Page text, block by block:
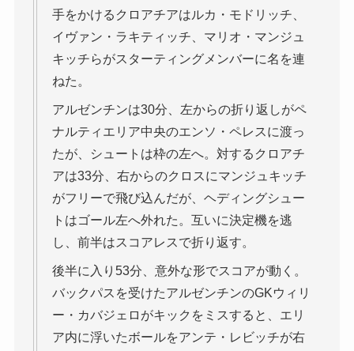
手をかけるクロアチアはルカ・モドリッチ、
イヴァン・ラキティッチ、マリオ・マンジュ
キッチらがスターティングメンバーに名を連
ねた。
アルゼンチンは30分、左からの折り返しがペ
ナルティエリア中央のエンソ・ペレスに渡っ
たが、シュートは枠の左へ。対するクロアチ
アは33分、右からのクロスにマンジュキッチ
がフリーで飛び込んだが、ヘディングシュー
トはゴール左へ外れた。互いに決定機を逃
し、前半はスコアレスで折り返す。
後半に入り53分、意外な形でスコアが動く。
バックパスを受けたアルゼンチンのGKウィリ
ー・カバジェロがキックをミスすると、エリ
ア内に浮いたボールをアンテ・レビッチが右